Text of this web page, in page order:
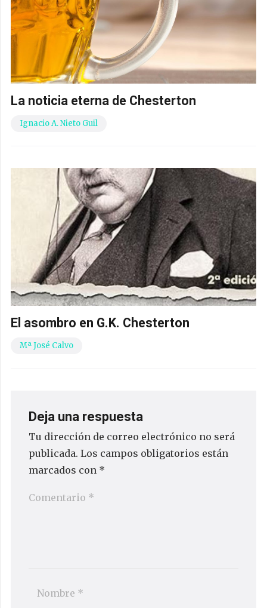
La noticia eterna de Chesterton
Ignacio A. Nieto Guil
El asombro en G.K. Chesterton
Mª José Calvo
Deja una respuesta
Tu dirección de correo electrónico no será
publicada. Los campos obligatorios están
marcados con *